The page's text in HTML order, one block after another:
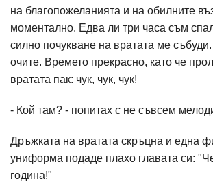
на благопожеланията и на обилните
моментално. Едва ли три часа съм
силно почукване на вратата ме
очите. Времето прекрасно, като че
вратата пак: чук, чук, чук!
- Кой там? - попитах с не съвсем
Дръжката на вратата скръцна и една
униформа подаде плахо главата си:
година!"